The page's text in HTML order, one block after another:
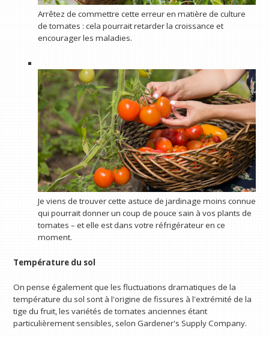
Arrêtez de commettre cette erreur en matière de culture
de tomates : cela pourrait retarder la croissance et
encourager les maladies.
Je viens de trouver cette astuce de jardinage moins connue
qui pourrait donner un coup de pouce sain à vos plants de
tomates – et elle est dans votre réfrigérateur en ce
moment.
Température du sol
On pense également que les fluctuations dramatiques de la
température du sol sont à l'origine de fissures à l'extrémité de la
tige du fruit, les variétés de tomates anciennes étant
particulièrement sensibles, selon Gardener's Supply Company.